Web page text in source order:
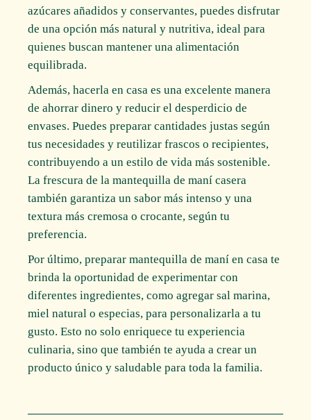
azúcares añadidos y conservantes, puedes disfrutar
de una opción más natural y nutritiva, ideal para
quienes buscan mantener una alimentación
equilibrada.
Además, hacerla en casa es una excelente manera
de ahorrar dinero y reducir el desperdicio de
envases. Puedes preparar cantidades justas según
tus necesidades y reutilizar frascos o recipientes,
contribuyendo a un estilo de vida más sostenible.
La frescura de la mantequilla de maní casera
también garantiza un sabor más intenso y una
textura más cremosa o crocante, según tu
preferencia.
Por último, preparar mantequilla de maní en casa te
brinda la oportunidad de experimentar con
diferentes ingredientes, como agregar sal marina,
miel natural o especias, para personalizarla a tu
gusto. Esto no solo enriquece tu experiencia
culinaria, sino que también te ayuda a crear un
producto único y saludable para toda la familia.